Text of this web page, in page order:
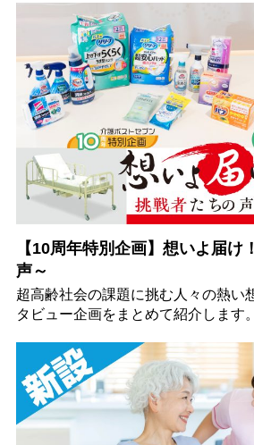
【10周年特別企画】想いよ届け
声～
超高齢社会の課題に挑む人々の熱い
タビュー企画をまとめて紹介します。